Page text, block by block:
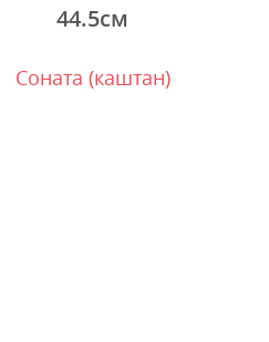
44.5см
Соната (каштан)